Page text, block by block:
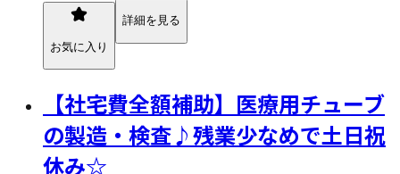
お気に入り
詳細を見る
【社宅費全額補助】医療用チューブ
の製造・検査♪残業少なめで土日祝
休み☆